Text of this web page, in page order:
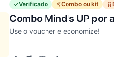
Verificado Combo ou kit
Combo Mind's UP por
Use o voucher e economize!